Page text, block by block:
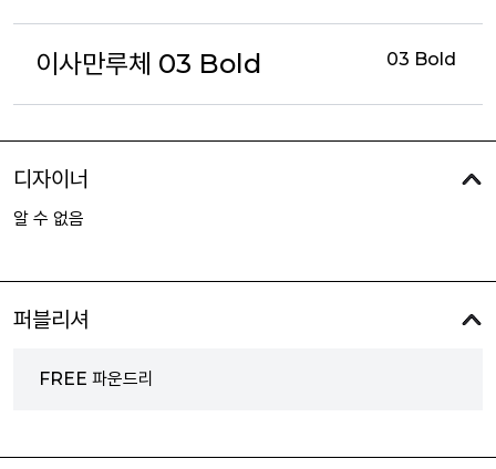
이사만루체 03 Bold 03 Bold
디자이너
알 수 없음
퍼블리셔
FREE 파운드리